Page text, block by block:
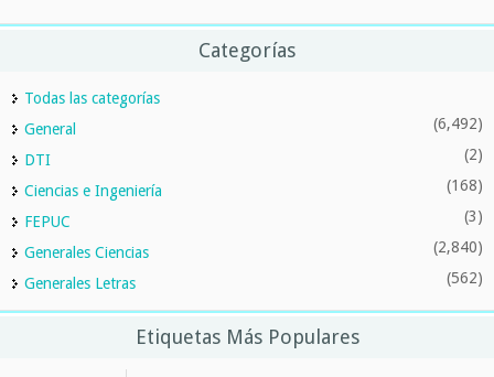
Categorías
Todas las categorías
General
(6,492)
DTI (2)
Ciencias e Ingeniería (168)
FEPUC (3)
Generales Ciencias (2,840)
Generales Letras (562)
Etiquetas Más Populares